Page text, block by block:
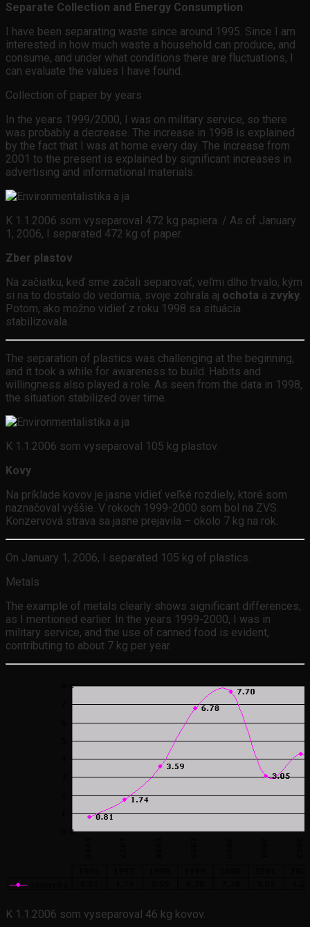
Separate Collection and Energy Consumption
I have been separating waste since around 1995. Since I am
interested in how much waste a household can produce, and
consume, and under what conditions there are fluctuations, I
can evaluate the values ​​I have found.
Collection of paper by years
In the years 1999/2000, I was on military service, so there
was probably a decrease. The increase in 1998 is explained
by the fact that I was at home every day. The increase from
2001 to the present is explained by significant increases in
advertising and informational materials.
K 1.1.2006 som vyseparoval 472 kg papiera. / As of January
1, 2006, I separated 472 kg of paper.
Zber plastov
Na začiatku, keď sme začali separovať, veľmi dlho trvalo, kým
si na to dostalo do vedomia, svoje zohrala aj ochota a zvyky.
Potom, ako možno vidieť z roku 1998 sa situácia
stabilizovala.
The separation of plastics was challenging at the beginning,
and it took a while for awareness to build. Habits and
willingness also played a role. As seen from the data in 1998,
the situation stabilized over time.
K 1.1.2006 som vyseparoval 105 kg plastov.
Kovy
Na príklade kovov je jasne vidieť veľké rozdiely, ktoré som
naznačoval vyššie. V rokoch 1999-2000 som bol na ZVS.
Konzervová strava sa jasne prejavila – okolo 7 kg na rok.
On January 1, 2006, I separated 105 kg of plastics.
Metals
The example of metals clearly shows significant differences,
as I mentioned earlier. In the years 1999-2000, I was in
military service, and the use of canned food is evident,
contributing to about 7 kg per year.
K 1.1.2006 som vyseparoval 46 kg kovov.